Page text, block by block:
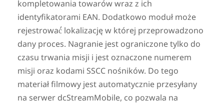
kompletowania towarów wraz z ich
identyfikatorami EAN. Dodatkowo moduł może
rejestrować́ lokalizację w której przeprowadzono
dany proces. Nagranie jest ograniczone tylko do
czasu trwania misji i jest oznaczone numerem
misji oraz kodami SSCC nośników. Do tego
materiał filmowy jest automatycznie przesyłany
na serwer dcStreamMobile, co pozwala na